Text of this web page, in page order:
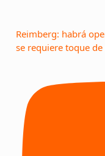
Reimberg: habrá
se requiere toque de